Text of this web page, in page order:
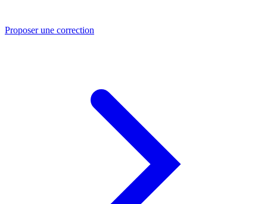
Proposer une correction